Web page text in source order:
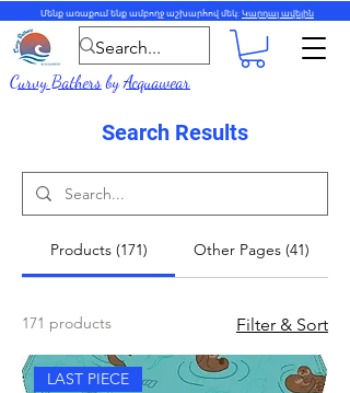
Մենք առաքում ենք ամբողջ աշխարհով մեկ: Կարդալ ավելին
Curvy BathersbyAcquawear
Search Results
Products (171) Other Pages (41)
171 products Filter & Sort
LAST PIECE